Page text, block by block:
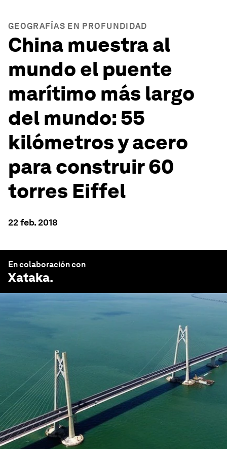
GEOGRAFÍAS EN PROFUNDIDAD
China muestra al
mundo el puente
marítimo más largo
del mundo: 55
kilómetros y acero
para construir 60
torres Eiffel
22 feb. 2018
En colaboración con
Xataka.